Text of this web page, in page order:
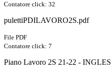
Contatore click: 32
pulettiPDILAVORO2S.pdf
File PDF
Contatore click: 7
Piano Lavoro 2S 21-22 -